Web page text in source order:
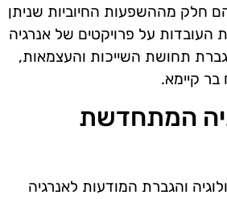
חלק מההשפעות החיוביות שניתן
העובדות על פרויקטים של אנרגיה
תחושת השייכות והעצמאות,
בר קיימא.
המתחדשת
והגברת המודעות לאנרגיה